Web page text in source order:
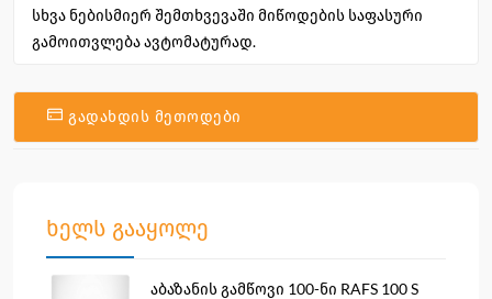
სხვა ნებისმიერ შემთხვევაში მიწოდების საფასური
გამოითვლება ავტომატურად.
გადახდის მეთოდები
ხელს გააყოლე
აბაზანის გამწოვი 100-ნი RAFS 100 S